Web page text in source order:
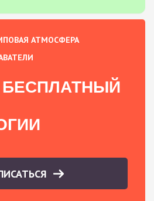
АТМОСФЕРА
БЕСПЛАТНЫЙ